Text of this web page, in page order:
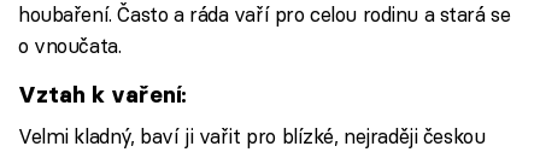
houbaření. Často a ráda vaří pro celou rodinu a stará se
o vnoučata.
Vztah k vaření:
Velmi kladný, baví ji vařit pro blízké, nejraději českou